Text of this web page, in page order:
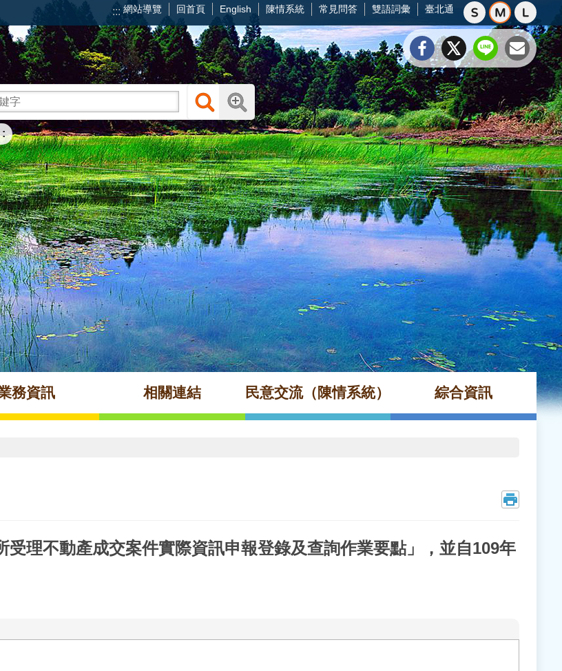
::: 網站導覽 回首頁 English 陳情系統 常見問答 雙語詞彙 臺北通
務資訊 相關連結 民意交流（陳情系統） 綜合資訊
理不動產成交案件實際資訊申報登錄及查詢作業要點」，並自109年